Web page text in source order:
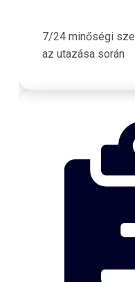
7/24 minőségi
az utazása során